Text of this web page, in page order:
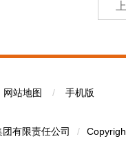
网站地图 / 手机版
有限责任公司 /